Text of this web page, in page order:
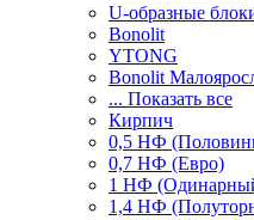
U-образные
Bonolit
YTONG
Bonolit
... Показать все
Кирпич
0,5 НФ
0,7 НФ (Евро)
1 НФ
1,4 НФ